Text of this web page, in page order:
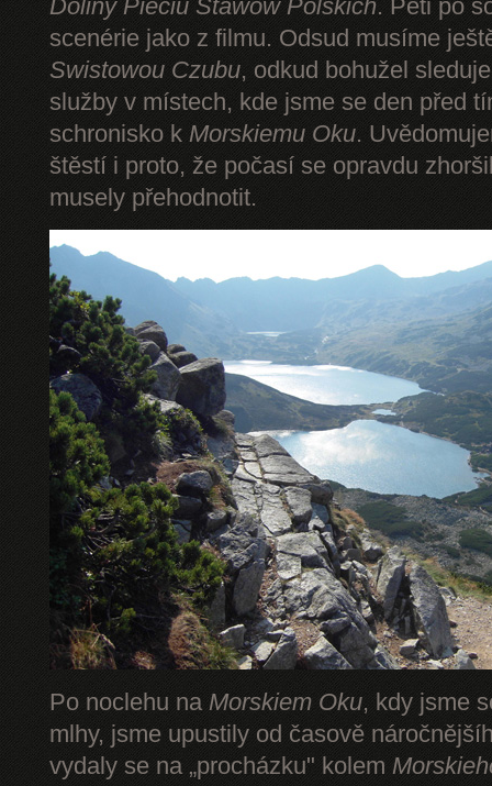
Doliny Pieciu Stawow Polskich. Pěti po
scenérie jako z filmu. Odsud musíme
Swistowou Czubu, odkud bohužel
služby v místech, kde jsme se den před
schronisko k Morskiemu Oku.
štěstí i proto, že počasí se opravdu
musely přehodnotit.
Po noclehu na Morskiem Oku, kdy jsme
mlhy, jsme upustily od časově
vydaly se na „procházku" kolem